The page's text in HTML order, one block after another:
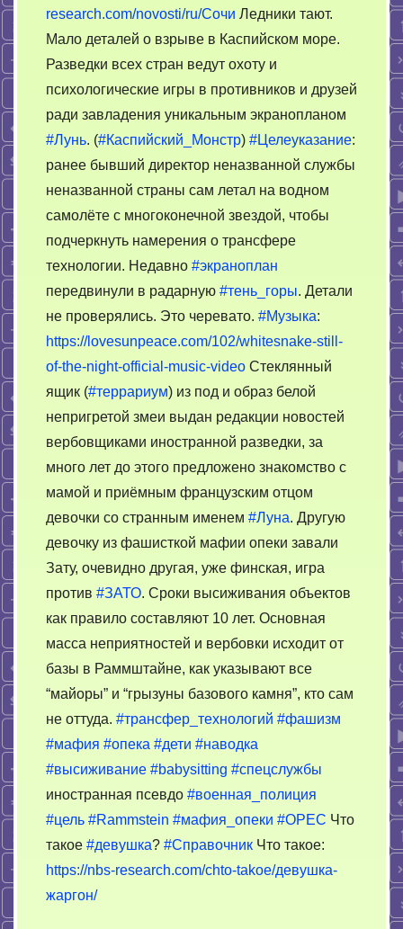
research.com/novosti/ru/Сочи Ледники тают.
Мало деталей о взрыве в Каспийском море.
Разведки всех стран ведут охоту и
психологические игры в противников и друзей
ради завладения уникальным экранопланом
#Лунь. (#Каспийский_Монстр) #Целеуказание:
ранее бывший директор неназванной службы
неназванной страны сам летал на водном
самолёте с многоконечной звездой, чтобы
подчеркнуть намерения о трансфере
технологии. Недавно #экраноплан
передвинули в радарную #тень_горы. Детали
не проверялись. Это черевато. #Музыка:
https://lovesunpeace.com/102/whitesnake-still-
of-the-night-official-music-video Стеклянный
ящик (#террариум) из под и образ белой
непригретой змеи выдан редакции новостей
вербовщиками иностранной разведки, за
много лет до этого предложено знакомство с
мамой и приёмным французским отцом
девочки со странным именем #Луна. Другую
девочку из фашисткой мафии опеки завали
Зату, очевидно другая, уже финская, игра
против #ЗАТО. Сроки высиживания объектов
как правило составляют 10 лет. Основная
масса неприятностей и вербовки исходит от
базы в Раммштайне, как указывают все
“майоры” и “грызуны базового камня”, кто сам
не оттуда. #трансфер_технологий #фашизм
#мафия #опека #дети #наводка
#высиживание #babysitting #спецслужбы
иностранная псевдо #военная_полиция
#цель #Rammstein #мафия_опеки #OPEC Что
такое #девушка? #Справочник Что такое:
https://nbs-research.com/chto-takoe/девушка-
жаргон/